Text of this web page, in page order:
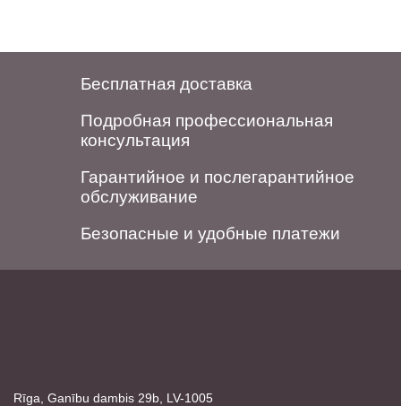
Бесплатная доставка
Подробная профессиональная
консультация
Гарантийное и послегарантийное
обслуживание
Безопасные и удобные платежи
Rīga, Ganību dambis 29b, LV-1005